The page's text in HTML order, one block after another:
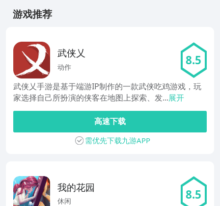
游戏推荐
武侠乂
动作 8.5
武侠乂手游是基于端游IP制作的一款武侠吃鸡游戏，玩
家选择自己所扮演的侠客在地图上探索、发...展开
高速下载
需优先下载九游APP
我的花园
休闲 8.5